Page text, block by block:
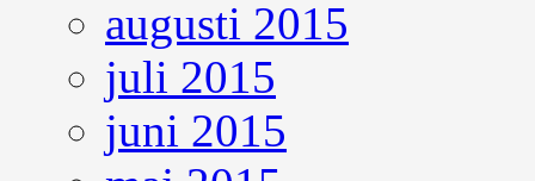
augusti 2015
juli 2015
juni 2015